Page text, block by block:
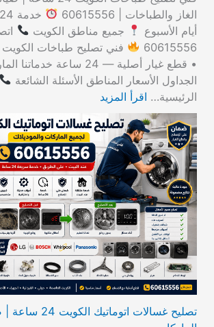
الغاز والطباخات | 60615556
أيام الأسبوع
جميع مناطق الكويت
60615556
فني تصليح طباخات
• قطع غيار أصلية — 24 ساعة
الجداول الأسعار المناطق الأسئلة الشائعة
الرئيسية… اقرأ المزيد
تصليح غسالات